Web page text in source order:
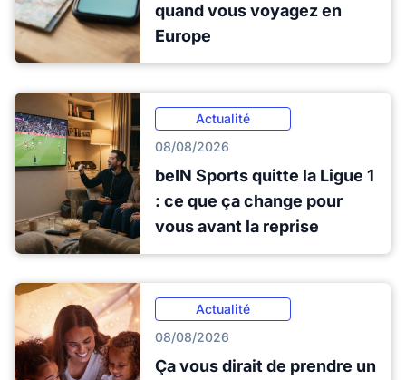
quand vous voyagez en
Europe
Actualité
08/08/2026
beIN Sports quitte la Ligue 1
: ce que ça change pour
vous avant la reprise
Actualité
08/08/2026
Ça vous dirait de prendre un